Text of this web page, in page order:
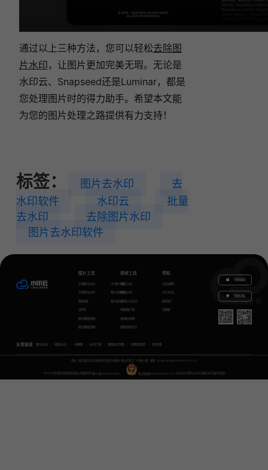
通过以上三种方法，您可以轻松去除图
片水印 ，让图片更加完美无瑕。无论是
水印云、Snapseed还是Luminar，都是
您处理图片时的得力助手。希望本文能
为您的图片处理之路提供有力支持！
标签： 图片去水印
去
水印软件
水印云
批量
去水印
去除图片水印
图片去水印软件
图片工具
在线图片去水印
在线图片加水印
智能抠图
证件照
图片模糊变清晰
图片模糊变清晰
GIF图片生成
图片无损放大
图片转文字
视频工具
视频去水印
视频加水印
视频怎么去水印
视频提取下载
视频格式转换
视频语音转文字
帮助
水印云教程
关于水印云
联系我们
代理推广
下载电脑版
下载移动端
友情链接 图片去水印 视频去水印 一键抠图 去水印下载 视频转文字提取 免费配音软件 声音克隆
地址：湖北省武汉市东湖新技术开发区关南园一路当代梦工厂4号楼10楼，邮箱：yinglin.wu@udreamtech.com
©2020武汉联合创想科技有限公司版权所有 鄂ICP备17031026号-8 鄂公网安备42018502007353 水印云专注 图片去水印 视频去水印 国内杰出者